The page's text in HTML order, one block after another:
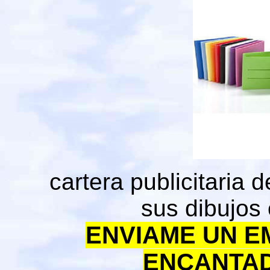
cartera publicitaria
sus dibujos
ENVIAME UN